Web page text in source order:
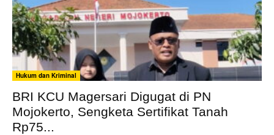
Hukum dan Kriminal
BRI KCU Magersari Digugat di PN
Mojokerto, Sengketa Sertifikat Tanah
Rp75...